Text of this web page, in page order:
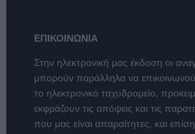
ΕΠΙΚΟΙΝΩΝΙΑ
Στην ηλεκτρονική μας έκδοση οι
μπορούν παράλληλα να
το ηλεκτρονικό ταχυδρομείο,
εκφράζουν τις απόψεις και τις
που μας είναι απαραίτητες, και